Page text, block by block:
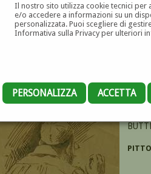
Il nostro sito utilizza cookie tecnici per
e/o accedere a informazioni su un
personalizzata. Puoi scegliere di
Informativa sulla Privacy per ulteriori
PERSONALIZZA ACCETTA
GIOVANNI GARRONE